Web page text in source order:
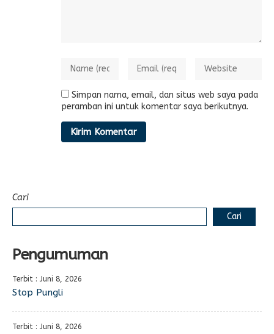
Simpan nama, email, dan situs web saya pada
peramban ini untuk komentar saya berikutnya.
Cari
Cari
Pengumuman
Terbit : Juni 8, 2026
Stop Pungli
Terbit : Juni 8, 2026